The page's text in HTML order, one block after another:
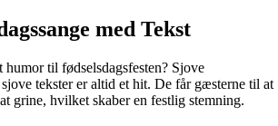
med Tekst
til fødselsdagsfesten? Sjove
sjove tekster er altid et hit. De får gæsterne til at
grine, hvilket skaber en festlig stemning.